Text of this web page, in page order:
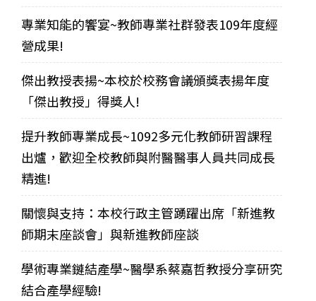
專業知能的饗宴~教師專業社群發表109年度經
營成果!
傑出教授表揚~本校於校務會議頒獎表揚年度
「傑出教授」得獎人!
提升教師專業成長~1092多元化教師研習課程
出爐，歡迎全校教師與附醫醫事人員共同成長
精進!
關懷與支持：本校行政主管踴躍出席「新進教
師期末座談會」與新進教師座談
學術專業鏈結產學~醫學系蔡嘉哲教授分享研究
結合產學經驗!